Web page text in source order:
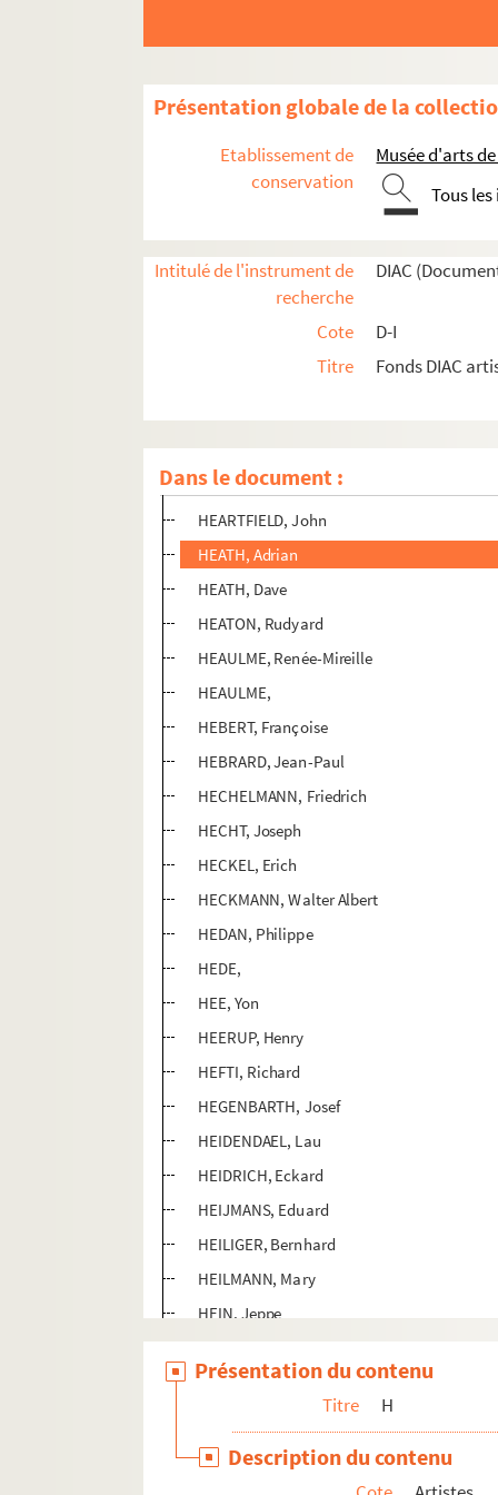
Présentation globale de la
Etablissement de
conservation
Musée d'arts
Tous
Intitulé de l'instrument de
recherche
DIAC
Cote
D-I
Titre
Fonds DIAC
Dans le document :
HAY SBITI, Abdel
HAYAT, Yves
HAYES, David
HAYNES, Nancy
HAZOUME, Romuald
HEAD, Tim
HEALEY, Deryck
HEARTFIELD, John
HEATH, Adrian
HEATH, Dave
HEATON, Rudyard
HEAULME, Renée-Mireille
HEAULME,
HEBERT, Françoise
HEBRARD, Jean-Paul
HECHELMANN, Friedrich
HECHT, Joseph
HECKEL, Erich
HECKMANN, Walter Albert
HEDAN, Philippe
HEDE,
HEE, Yon
HEERUP, Henry
HEFTI, Richard
HEGENBARTH, Josef
HEIDENDAEL, Lau
HEIDRICH, Eckard
HEIJMANS, Eduard
HEILIGER, Bernhard
HEILMANN, Mary
HEIN, Jeppe
HEINECKE, Andreas
HEINZEN, Elga
HEIREMANS, Ronny
HEISIG, Bernhard
Présentation du contenu
Titre H
Description du contenu